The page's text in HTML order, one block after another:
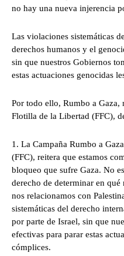
no hay una nueva injerencia
Las violaciones sistemáticas
derechos humanos y el
sin que nuestros Gobiernos
estas actuaciones genocidas
Por todo ello, Rumbo a
Flotilla de la Libertad (FFC),
1. La Campaña Rumbo a
(FFC), reitera que estamos
bloqueo que sufre Gaza. No
derecho de determinar en
nos relacionamos con
sistemáticas del derecho
por parte de Israel, sin que
efectivas para parar estas
cómplices.